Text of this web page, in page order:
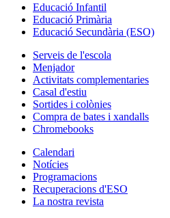
Educació Infantil
Educació Primària
Educació Secundària (ESO)
Serveis de l'escola
Menjador
Activitats complementaries
Casal d'estiu
Sortides i colònies
Compra de bates i xandalls
Chromebooks
Calendari
Notícies
Programacions
Recuperacions d'ESO
La nostra revista